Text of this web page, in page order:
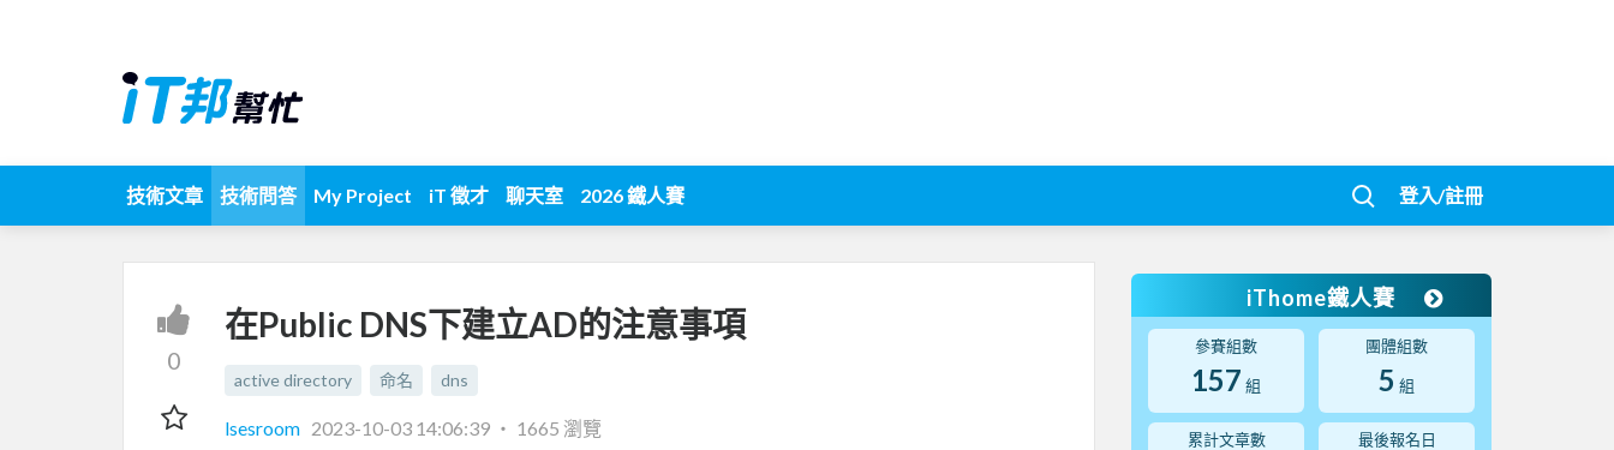
技術文章 技術問答 My Project iT 徵才 聊天室 2026 鐵人賽 登入/註冊
0
在Public DNS下建立AD的注意事項
active directory 命名 dns
lsesroom 2023-10-03 14:06:39 ‧ 1665 瀏覽
iThome鐵人賽
參賽組數
157 組
團體組數
5 組
累計文章數 最後報名日